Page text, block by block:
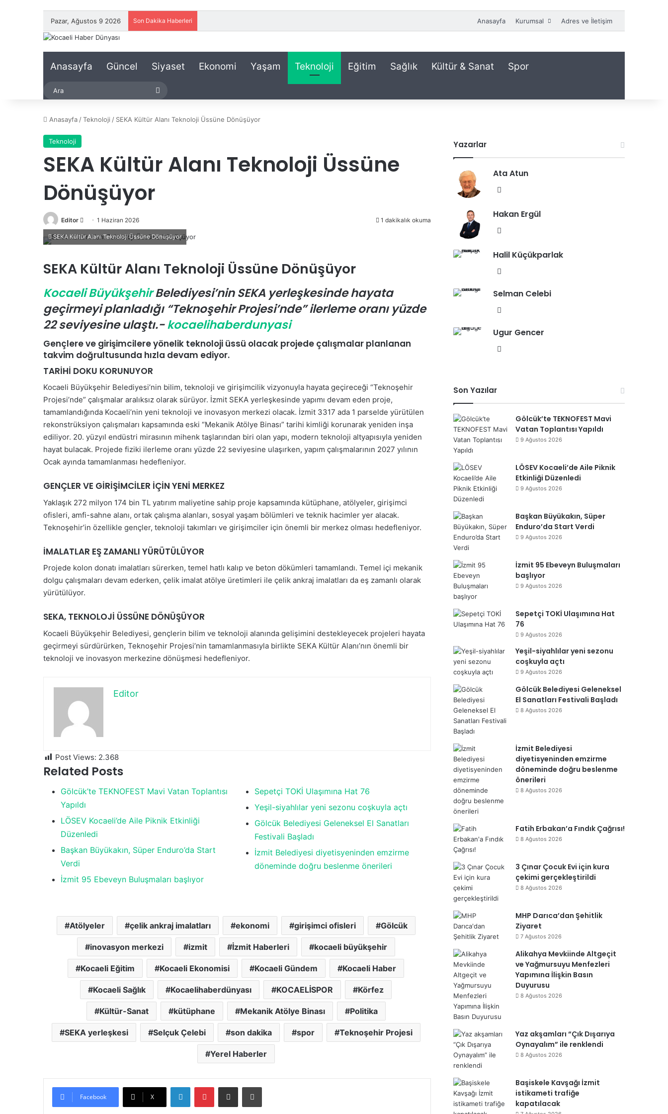
Pazar, Ağustos 9 2026 Son Dakika Haberleri Anasayfa Kurumsal Adres ve İletişim
Anasayfa Güncel Siyaset Ekonomi Yaşam Teknoloji Eğitim Sağlık Kültür & Sanat Spor
Anasayfa /Teknoloji / SEKA Kültür Alanı Teknoloji Üssüne Dönüşüyor
Teknoloji
SEKA Kültür Alanı Teknoloji Üssüne
Dönüşüyor
Editor
r
-
o
a
ö
d
e
r
m
e
k
1 Haziran 2026 1 dakikalık okuma
SEKA Kültür Alanı Teknoloji Üssüne Dönüşüyor
SEKA Kültür Alanı Teknoloji Üssüne Dönüşüyor
Kocaeli BüyükşehirBelediyesi’nin SEKA yerleşkesinde hayata
geçirmeyi planladığı “Teknoşehir Projesi’nde” ilerleme oranı yüzde
22 seviyesine ulaştı.-kocaelihaberdunyasi
Gençlere ve girişimcilere yönelik teknoloji üssü olacak projede çalışmalar planlanan
takvim doğrultusunda hızla devam ediyor.
TARİHİ DOKU KORUNUYOR
Kocaeli Büyükşehir Belediyesi’nin bilim, teknoloji ve girişimcilik vizyonuyla hayata geçireceği “Teknoşehir
Projesi’nde” çalışmalar aralıksız olarak sürüyor. İzmit SEKA yerleşkesinde yapımı devam eden proje,
tamamlandığında Kocaeli’nin yeni teknoloji ve inovasyon merkezi olacak. İzmit 3317 ada 1 parselde yürütülen
rekonstrüksiyon çalışmaları kapsamında eski “Mekanik Atölye Binası” tarihi kimliği korunarak yeniden inşa
ediliyor. 20. yüzyıl endüstri mirasının mihenk taşlarından biri olan yapı, modern teknoloji altyapısıyla yeniden
hayat bulacak. Projede fiziki ilerleme oranı yüzde 22 seviyesine ulaşırken, yapım çalışmalarının 2027 yılının
Ocak ayında tamamlanması hedefleniyor.
GENÇLER VE GİRİŞİMCİLER İÇİN YENİ MERKEZ
Yaklaşık 272 milyon 174 bin TL yatırım maliyetine sahip proje kapsamında kütüphane, atölyeler, girişimci
ofisleri, amfi-sahne alanı, ortak çalışma alanları, sosyal yaşam bölümleri ve teknik hacimler yer alacak.
Teknoşehir’in özellikle gençler, teknoloji takımları ve girişimciler için önemli bir merkez olması hedefleniyor.
İMALATLAR EŞ ZAMANLI YÜRÜTÜLÜYOR
Projede kolon donatı imalatları sürerken, temel hatlı kalıp ve beton dökümleri tamamlandı. Temel içi mekanik
dolgu çalışmaları devam ederken, çelik imalat atölye üretimleri ile çelik ankraj imalatları da eş zamanlı olarak
yürütülüyor.
SEKA, TEKNOLOJİ ÜSSÜNE DÖNÜŞÜYOR
Kocaeli Büyükşehir Belediyesi, gençlerin bilim ve teknoloji alanında gelişimini destekleyecek projeleri hayata
geçirmeyi sürdürürken, Teknoşehir Projesi’nin tamamlanmasıyla birlikte SEKA Kültür Alanı’nın önemli bir
teknoloji ve inovasyon merkezine dönüşmesi hedefleniyor.
Editor
Post Views: 2.368
Related Posts
Gölcük’te TEKNOFEST Mavi Vatan Toplantısı
Yapıldı
LÖSEV Kocaeli’de Aile Piknik Etkinliği
Düzenledi
Başkan Büyükakın, Süper Enduro’da Start
Verdi
İzmit 95 Ebeveyn Buluşmaları başlıyor
Sepetçi TOKİ Ulaşımına Hat 76
Yeşil-siyahlılar yeni sezonu coşkuyla açtı
Gölcük Belediyesi Geleneksel El Sanatları
Festivali Başladı
İzmit Belediyesi diyetisyeninden emzirme
döneminde doğru beslenme önerileri
Atölyeler çelik ankraj imalatları ekonomi girişimci ofisleri Gölcük
inovasyon merkezi izmit İzmit Haberleri kocaeli büyükşehir
Kocaeli Eğitim Kocaeli Ekonomisi Kocaeli Gündem Kocaeli Haber
Kocaeli Sağlık Kocaelihaberdünyası KOCAELİSPOR Körfez
Kültür-Sanat kütüphane Mekanik Atölye Binası Politika
SEKA yerleşkesi Selçuk Çelebi son dakika spor Teknoşehir Projesi
Yerel Haberler
Facebook X
Yazarlar
Ata Atun
sit
Hakan Ergül
sit
Halil Küçükparlak
sit
Selman Celebi
sit
Ugur Gencer
Son Yazılar
Gölcük’te TEKNOFEST Mavi
Vatan Toplantısı Yapıldı
9 Ağustos 2026
LÖSEV Kocaeli’de Aile Piknik
Etkinliği Düzenledi
9 Ağustos 2026
Başkan Büyükakın, Süper
Enduro’da Start Verdi
9 Ağustos 2026
İzmit 95 Ebeveyn Buluşmaları
başlıyor
9 Ağustos 2026
Sepetçi TOKİ Ulaşımına Hat
76
9 Ağustos 2026
Yeşil-siyahlılar yeni sezonu
coşkuyla açtı
9 Ağustos 2026
Gölcük Belediyesi Geleneksel
El Sanatları Festivali Başladı
8 Ağustos 2026
İzmit Belediyesi
diyetisyeninden emzirme
döneminde doğru beslenme
önerileri
8 Ağustos 2026
Fatih Erbakan’a Fındık Çağrısı!
8 Ağustos 2026
3 Çınar Çocuk Evi için kura
çekimi gerçekleştirildi
8 Ağustos 2026
MHP Darıca’dan Şehitlik
Ziyaret
7 Ağustos 2026
Alikahya Mevkiinde Altgeçit
ve Yağmursuyu Menfezleri
Yapımına İlişkin Basın
Duyurusu
8 Ağustos 2026
Yaz akşamları “Çık Dışarıya
Oynayalım” ile renklendi
8 Ağustos 2026
Başiskele Kavşağı İzmit
istikameti trafiğe
kapatılacak